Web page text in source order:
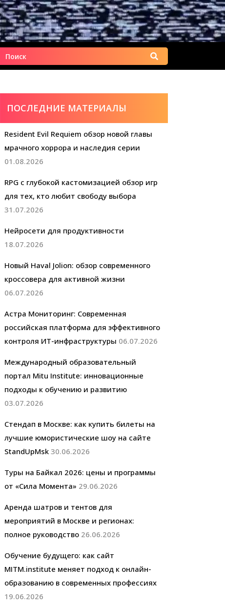
Найти:
ПОСЛЕДНИЕ МАТЕРИАЛЫ
Resident Evil Requiem обзор новой главы
мрачного хоррора и наследия серии
01.08.2026
RPG с глубокой кастомизацией обзор игр
для тех, кто любит свободу выбора
31.07.2026
Нейросети для продуктивности
18.07.2026
Новый Haval Jolion: обзор современного
кроссовера для активной жизни
06.07.2026
Астра Мониторинг: Современная
российская платформа для эффективного
контроля ИТ-инфраструктуры 06.07.2026
Международный образовательный
портал Mitu Institute: инновационные
подходы к обучению и развитию
03.07.2026
Стендап в Москве: как купить билеты на
лучшие юмористические шоу на сайте
StandUpMsk 30.06.2026
Туры на Байкал 2026: цены и программы
от «Сила Момента» 29.06.2026
Аренда шатров и тентов для
мероприятий в Москве и регионах:
полное руководство 26.06.2026
Обучение будущего: как сайт
MITM.institute меняет подход к онлайн-
образованию в современных профессиях
19.06.2026